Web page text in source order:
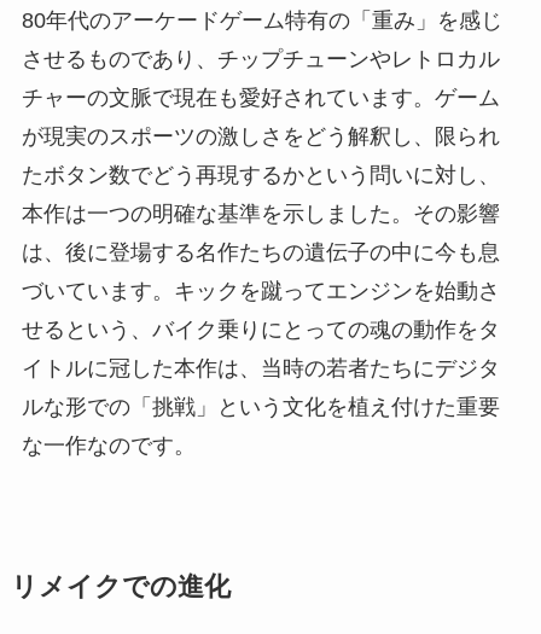
80年代のアーケードゲーム特有の「重み」を感じ
させるものであり、チップチューンやレトロカル
チャーの文脈で現在も愛好されています。ゲーム
が現実のスポーツの激しさをどう解釈し、限られ
たボタン数でどう再現するかという問いに対し、
本作は一つの明確な基準を示しました。その影響
は、後に登場する名作たちの遺伝子の中に今も息
づいています。キックを蹴ってエンジンを始動さ
せるという、バイク乗りにとっての魂の動作をタ
イトルに冠した本作は、当時の若者たちにデジタ
ルな形での「挑戦」という文化を植え付けた重要
な一作なのです。
リメイクでの進化